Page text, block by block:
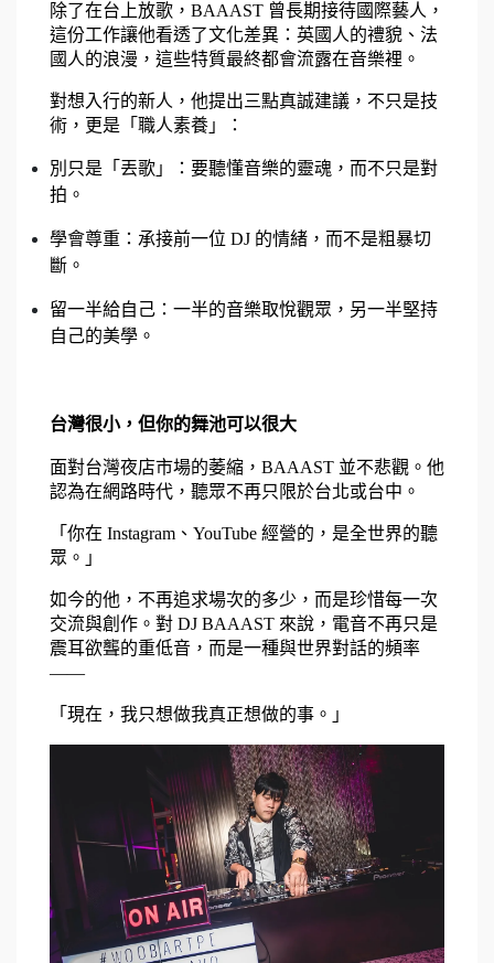
除了在台上放歌，BAAAST 曾長期接待國際藝人，
這份工作讓他看透了文化差異：英國人的禮貌、法
國人的浪漫，這些特質最終都會流露在音樂裡。
對想入行的新人，他提出三點真誠建議，不只是技
術，更是「職人素養」：
別只是「丟歌」：要聽懂音樂的靈魂，而不只是對
拍。
學會尊重：承接前一位 DJ 的情緒，而不是粗暴切
斷。
留一半給自己：一半的音樂取悅觀眾，另一半堅持
自己的美學。
台灣很小，但你的舞池可以很大
面對台灣夜店市場的萎縮，BAAAST 並不悲觀。他
認為在網路時代，聽眾不再只限於台北或台中。
「你在 Instagram、YouTube 經營的，是全世界的聽
眾。」
如今的他，不再追求場次的多少，而是珍惜每一次
交流與創作。對 DJ BAAAST 來說，電音不再只是
震耳欲聾的重低音，而是一種與世界對話的頻率
——
「現在，我只想做我真正想做的事。」